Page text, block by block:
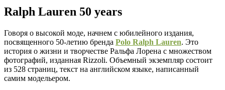
Ralph Lauren 50 years
Говоря о высокой моде, начнем с юбилейного издания,
посвященного 50-летию бренда Polo Ralph Lauren. Это
история о жизни и творчестве Ральфа Лорена с множеством
фотографий, изданная Rizzoli. Объемный экземпляр состоит
из 528 страниц, текст на английском языке, написанный
самим модельером.